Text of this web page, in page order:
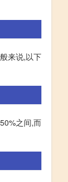
来说,以下
之间,而